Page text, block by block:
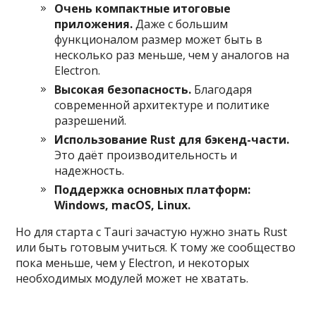
Очень компактные итоговые
приложения.Даже с большим
функционалом размер может быть в
несколько раз меньше, чем у аналогов на
Electron.
Высокая безопасность. Благодаря
современной архитектуре и политике
разрешений.
Использование Rust для бэкенд-части.
Это даёт производительность и
надежность.
Поддержка основных платформ:
Windows, macOS, Linux.
Но для старта с Tauri зачастую нужно знать Rust
или быть готовым учиться. К тому же сообщество
пока меньше, чем у Electron, и некоторых
необходимых модулей может не хватать.